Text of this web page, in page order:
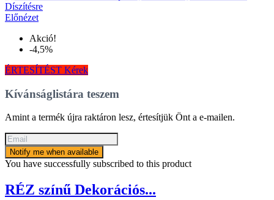
Előnézet
Akció!
-4,5%
ÉRTESÍTÉST Kérek
Kívánságlistára teszem
Amint a termék újra raktáron lesz, értesítjük Önt a e-mailen.
Notify me when available
You have successfully subscribed to this product
RÉZ színű Dekorációs...